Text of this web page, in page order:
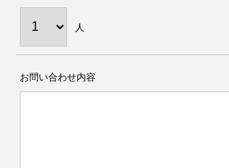
人
お問い合わせ内容